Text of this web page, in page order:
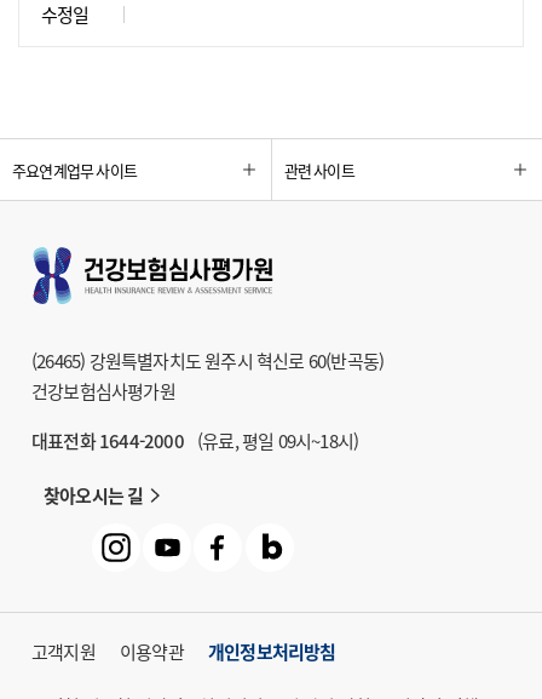
료
비,
상
종
합
원
본
부
총
수정일
주요연계업무 사이트 관련 사이트
(26465) 강원특별자치도 원주시 혁신로 60(반곡동)
건강보험심사평가원
대표전화 1644-2000 (유료, 평일 09시~18시)
찾아오시는 길
고객지원 이용약관 개인정보처리방침